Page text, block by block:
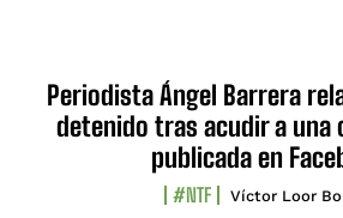
Periodista Ángel Barrera
detenido tras acudir a una
publicada en
#NTF Víctor Loor